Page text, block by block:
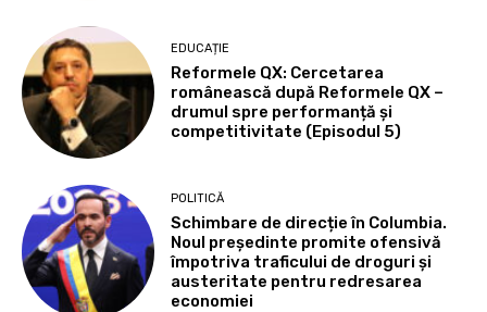
EDUCAȚIE
Reformele QX: Cercetarea
românească după Reformele QX –
drumul spre performanță și
competitivitate (Episodul 5)
POLITICĂ
Schimbare de direcție în Columbia.
Noul președinte promite ofensivă
împotriva traficului de droguri și
austeritate pentru redresarea
economiei